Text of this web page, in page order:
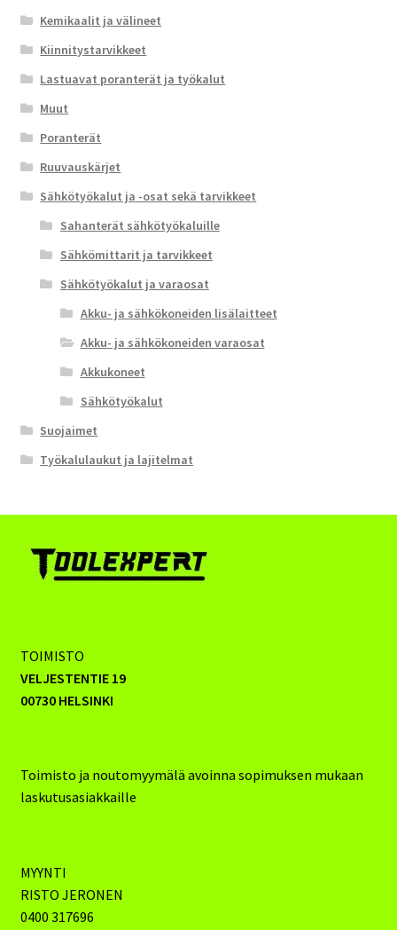
Kemikaalit ja välineet
Kiinnitystarvikkeet
Lastuavat poranterät ja työkalut
Muut
Poranterät
Ruuvauskärjet
Sähkötyökalut ja -osat sekä tarvikkeet
Sahanterät sähkötyökaluille
Sähkömittarit ja tarvikkeet
Sähkötyökalut ja varaosat
Akku- ja sähkökoneiden lisälaitteet
Akku- ja sähkökoneiden varaosat
Akkukoneet
Sähkötyökalut
Suojaimet
Työkalulaukut ja lajitelmat
TOIMISTO
VELJESTENTIE 19
00730 HELSINKI
Toimisto ja noutomyymälä avoinna sopimuksen mukaan
laskutusasiakkaille
MYYNTI
RISTO JERONEN
0400 317696